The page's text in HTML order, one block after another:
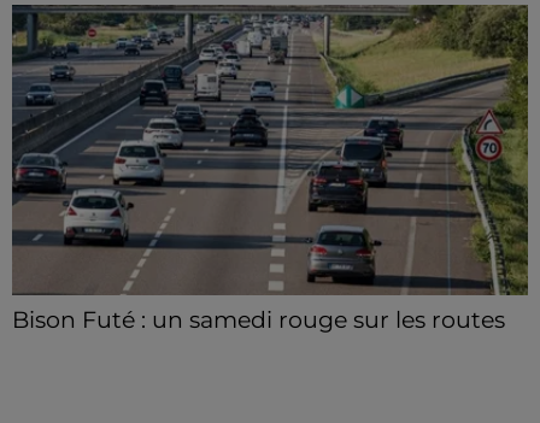
Le C'Chartres Football reçoit, samedi 8 août les U19
Nationaux de l’US Orléans.
Bison Futé : un samedi rouge sur les routes